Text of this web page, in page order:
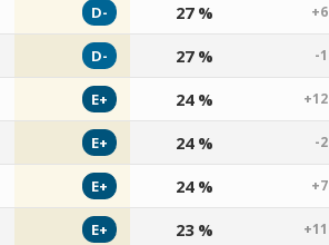
D- 27 %
D- 27 % -
E+ 24 %
E+ 24 % -
E+ 24 %
E+ 23 %